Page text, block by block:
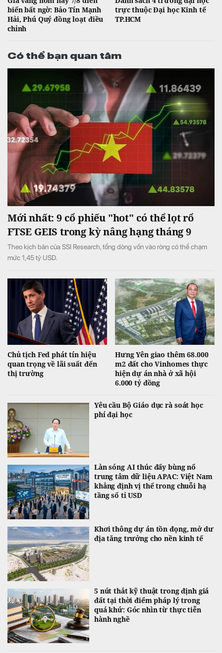
biến bất ngờ: Bảo Tín Mạnh
Hải, Phú Quý đồng loạt điều
chỉnh
trực thuộc Đại học Kinh tế
TP.HCM
Có thể bạn quan tâm
Mới nhất: 9 cổ phiếu "hot" có thể lọt rổ
FTSE GEIS trong kỳ nâng hạng tháng 9
Theo kịch bản của SSI Research, tổng dòng vốn vào ròng có thể chạm
mức 1,45 tỷ USD.
Chủ tịch Fed phát tín hiệu
quan trọng về lãi suất đến
thị trường
Hưng Yên giao thêm 68.000
m2 đất cho Vinhomes thực
hiện dự án nhà ở xã hội
6.000 tỷ đồng
Yêu cầu Bộ Giáo dục rà soát học
phí đại học
Làn sóng AI thúc đẩy bùng nổ
trung tâm dữ liệu APAC: Việt Nam
khẳng định vị thế trong chuỗi hạ
tầng số tỉ USD
Khơi thông dự án tồn đọng, mở dư
địa tăng trưởng cho nền kinh tế
5 nút thắt kỹ thuật trong định giá
đất tại thời điểm pháp lý trong
quá khứ: Góc nhìn từ thực tiễn
hành nghề